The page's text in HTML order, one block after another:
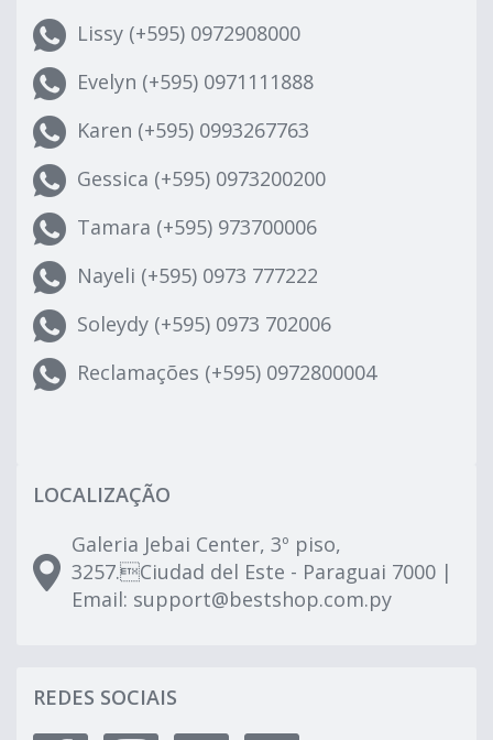
Lissy (+595) 0972908000
Evelyn (+595) 0971111888
Karen (+595) 0993267763
Gessica (+595) 0973200200
Tamara (+595) 973700006
Nayeli (+595) 0973 777222
Soleydy (+595) 0973 702006
Reclamações (+595) 0972800004
LOCALIZAÇÃO
Galeria Jebai Center, 3º piso,
3257.Ciudad del Este - Paraguai 7000 |
Email: support@bestshop.com.py
REDES SOCIAIS